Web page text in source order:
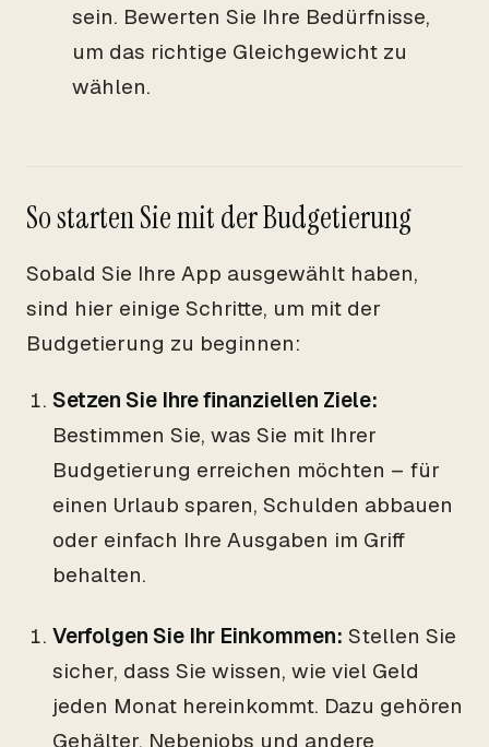
sein. Bewerten Sie Ihre Bedürfnisse,
um das richtige Gleichgewicht zu
wählen.
So starten Sie mit der Budgetierung
Sobald Sie Ihre App ausgewählt haben,
sind hier einige Schritte, um mit der
Budgetierung zu beginnen:
Setzen Sie Ihre finanziellen Ziele:
Bestimmen Sie, was Sie mit Ihrer
Budgetierung erreichen möchten – für
einen Urlaub sparen, Schulden abbauen
oder einfach Ihre Ausgaben im Griff
behalten.
Verfolgen Sie Ihr Einkommen: Stellen Sie
sicher, dass Sie wissen, wie viel Geld
jeden Monat hereinkommt. Dazu gehören
Gehälter, Nebenjobs und andere